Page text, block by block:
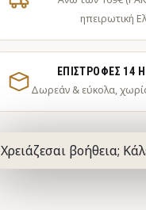
ηπειρωτική
ΕΠΙΣΤΡΟΦΈΣ 14
Δωρεάν & εύκολα,
Χρειάζεσαι βοήθεια;